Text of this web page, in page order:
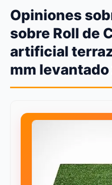
Opiniones
sobre Roll de
artificial
mm